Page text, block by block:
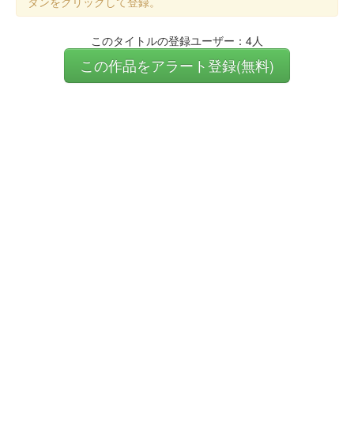
このタイトルの登録ユーザー：4人
この作品をアラート登録(無料)